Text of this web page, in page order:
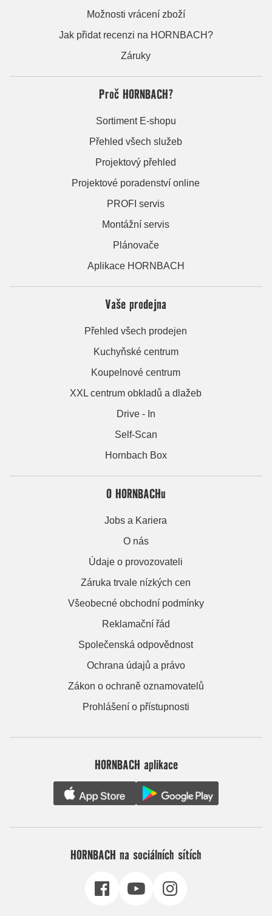
Možnosti vrácení zboží
Jak přidat recenzi na HORNBACH?
Záruky
Proč HORNBACH?
Sortiment E-shopu
Přehled všech služeb
Projektový přehled
Projektové poradenství online
PROFI servis
Montážní servis
Plánovače
Aplikace HORNBACH
Vaše prodejna
Přehled všech prodejen
Kuchyňské centrum
Koupelnové centrum
XXL centrum obkladů a dlažeb
Drive - In
Self-Scan
Hornbach Box
O HORNBACHu
Jobs a Kariera
O nás
Údaje o provozovateli
Záruka trvale nízkých cen
Všeobecné obchodní podmínky
Reklamační řád
Společenská odpovědnost
Ochrana údajů a právo
Zákon o ochraně oznamovatelů
Prohlášení o přístupnosti
HORNBACH aplikace
HORNBACH na sociálních sítích